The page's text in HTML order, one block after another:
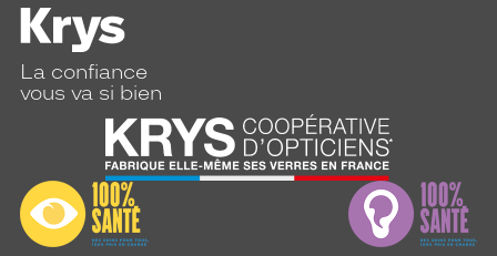
La confiance
vous va si bien